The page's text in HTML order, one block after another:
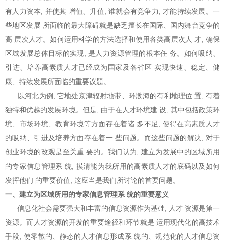
有人力资本, 并使其 增值、升值, 谁就会有竞争力, 才能持续发展。一
些地区发展 所面临的最大障碍就是缺乏擅长在国际、国内舞台竞争的
高 层次人才。如何运用科学的方法选择和使用各类高层次人 才, 确保
区域发展总体目标的实现, 是人力资源管理的根本任 务。如何吸纳、
引进、培养高素质人才已经成为国家及各省区 实现快速、稳定、健
康、持续发展所面临的重要议题。
以河北为例, 它地处京津辐射地带、环渤海的有利地理位 置, 有着
独特和优越的发展环境。但是, 由于在人才环境建 设, 其中包括政策环
境、市场环境、教育环境等方面存在着诸 多不足, 使得在高素质人才
的吸纳、引进及培养方面存在着一 些问题。而这些问题的解决, 对于
创业环境的改观是至关重 要的。我们认为, 建立为发展中的区域所用
的专家信息管理系 统, 摸清能为我所用的高素质人才的底码以及如何
发挥他们 的重要价值, 这应当是我们所讨论的首要问题。
一、建立为区域所用的专家信息管理系 统的重要意义
信息化社会需要强大和丰富的信息资源作为基础, 人才 资源是第一
资源。而人才资源的开发的重要途径和环节就是 运用现代化的高技术
手段, 使零散的、静态的人才信息形成系 统的、规范化的人才信息资